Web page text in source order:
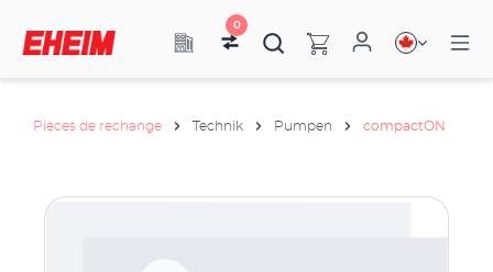
0
Pièces de rechange Technik Pumpen compactON